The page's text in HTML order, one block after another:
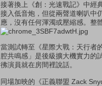
接著換上《創：光速戰記》中經
接入低音炮，但從兩聲道喇叭中
應，沒有任何渾濁或壓縮感。整
當測試轉至《星際大戰：天行者
腔共鳴感」是後級擴大機實力的
彿演員就在房間裡說話。
同場加映的《正義聯盟 Zack